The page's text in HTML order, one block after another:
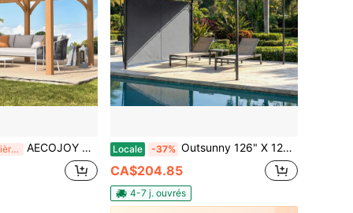
Dernières 6 heures AECOJOY Gazebo en bois pour l'extérieur, Pergolas et Gazebos en cèdre à appentis avec toit dur montés au mur, Auvents robustes pour patio, terrasses, arrière-cour Locale -37% Outsunny 126" X 126" Gazebo de patio, Gazebo de plein air à double toit, avec auvent extensible, structure en acier pour la cour, la terrasse, le jardin, gris foncé
CA$204.85
4-7 j. ouvrés